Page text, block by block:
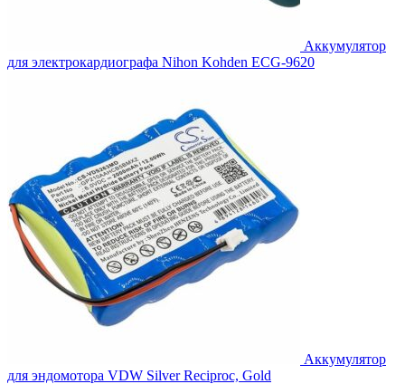
Аккумулятор
для электрокардиографа Nihon Kohden ECG-9620
Аккумулятор
для эндомотора VDW Silver Reciproc, Gold